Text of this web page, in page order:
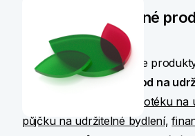
Nabízíme udržitelné
služby
V našem portfoliu máme
umožňují snazší přechod na
hypotéku
půjčku na udržitelné bydlení,